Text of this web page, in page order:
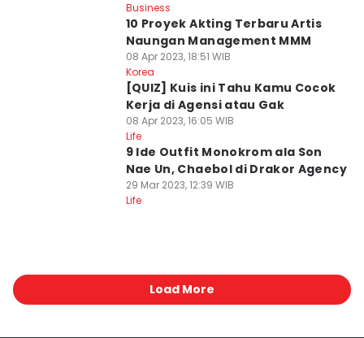
Business
10 Proyek Akting Terbaru Artis
Naungan Management MMM
08 Apr 2023, 18:51 WIB
Korea
[QUIZ] Kuis ini Tahu Kamu Cocok
Kerja di Agensi atau Gak
08 Apr 2023, 16:05 WIB
Life
9 Ide Outfit Monokrom ala Son
Nae Un, Chaebol di Drakor Agency
29 Mar 2023, 12:39 WIB
Life
Load More